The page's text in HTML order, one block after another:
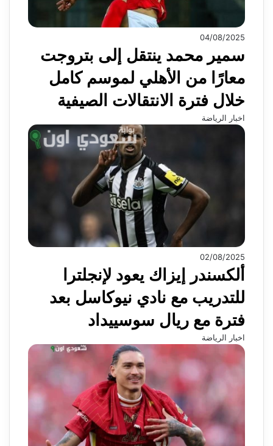
04/08/2025
سمير محمد ينتقل إلى بتروجت
معارًا من الأهلي لموسم كامل
خلال فترة الانتقالات الصيفية
اخبار الرياضة
02/08/2025
ألكسندر إيزاك يعود لإنجلترا
للتدريب مع نادي نيوكاسل بعد
فترة مع ريال سوسييداد
اخبار الرياضة